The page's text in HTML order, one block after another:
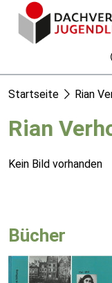
Startseite Rian
Rian
Kein Bild vorhanden
Bücher